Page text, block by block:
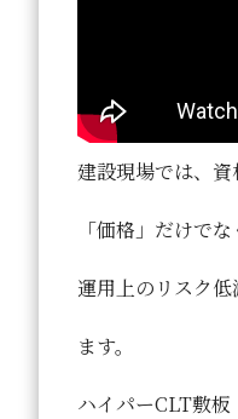
建設現場では、
「価格」だけでな
運用上のリスク低
ます。
ハイパーCLT敷